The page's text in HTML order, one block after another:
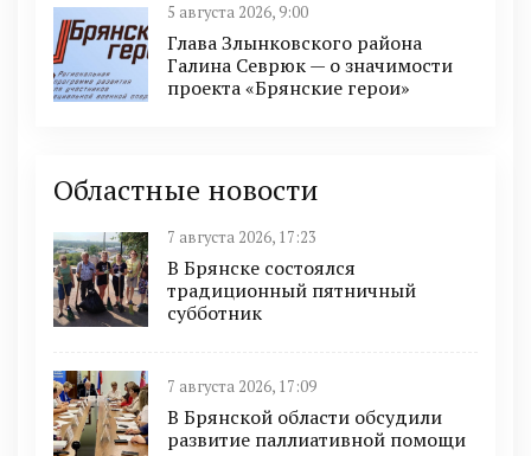
5 августа 2026, 9:00
Глава Злынковского района
Галина Севрюк — о значимости
проекта «Брянские герои»
Областные новости
7 августа 2026, 17:23
В Брянске состоялся
традиционный пятничный
субботник
7 августа 2026, 17:09
В Брянской области обсудили
развитие паллиативной помощи